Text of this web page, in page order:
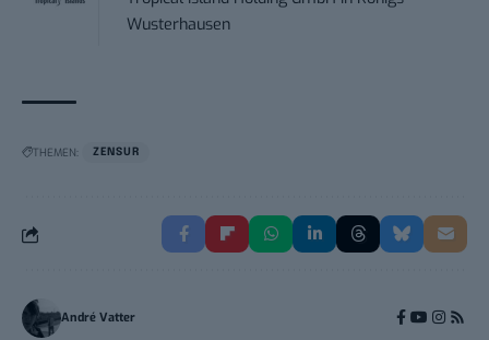
Wusterhausen
THEMEN: ZENSUR
André Vatter